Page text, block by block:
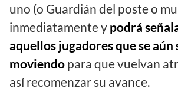
uno (o Guardián del poste o
inmediatamente y podrá
aquellos jugadores que se aún
moviendo para que vuelvan
así recomenzar su avance.